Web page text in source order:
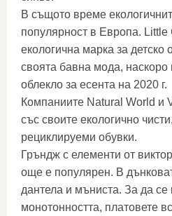
В същото време
популярност в Европа. Little
екологична марка за детско
своята бавна мода,
облекло за есента на 2020 г.
Компаниите Natural World и
със своите екологично
рециклируеми обувки.
Гръндж с елементи от
още е популярен. В
дантела и мъниста. За да се
монотонността, платовете